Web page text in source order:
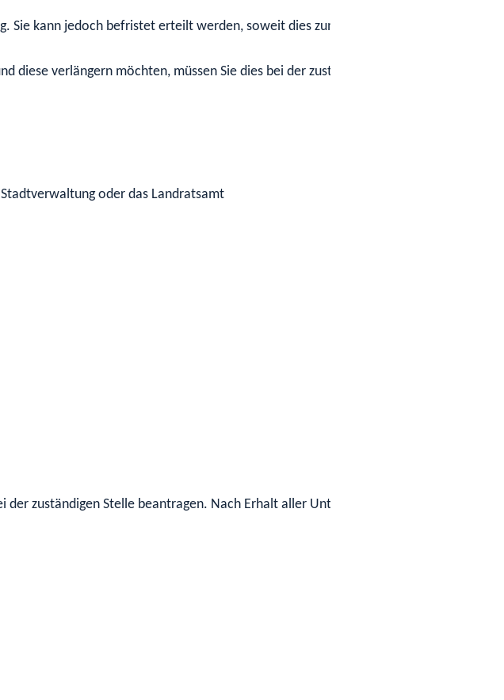
Sie kann jedoch befristet erteilt werden, soweit dies zum Schutze der Allgemeinheit
diese verlängern möchten, müssen Sie dies bei der zuständigen Behörde beantragen.
oder das Landratsamt
der zuständigen Stelle beantragen. Nach Erhalt aller Unterlagen prüft die Behörde